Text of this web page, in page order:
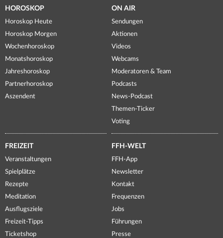
HOROSKOP
Horoskop Heute
Horoskop Morgen
Wochenhoroskop
Monatshoroskop
Jahreshoroskop
Partnerhoroskop
Aszendent
ON AIR
Sendungen
Aktionen
Videos
Webcams
Moderatoren & Team
Podcasts
News-Podcast
Themen-Ticker
Voting
FREIZEIT
Veranstaltungen
Spielplätze
Rezepte
Meditation
Ausflugsziele
Freizeit-Tipps
Ticketshop
FFH-WELT
FFH-App
Newsletter
Kontakt
Frequenzen
Jobs
Führungen
Presse